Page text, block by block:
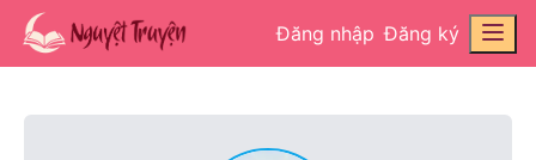
Đăng nhập Đăng ký